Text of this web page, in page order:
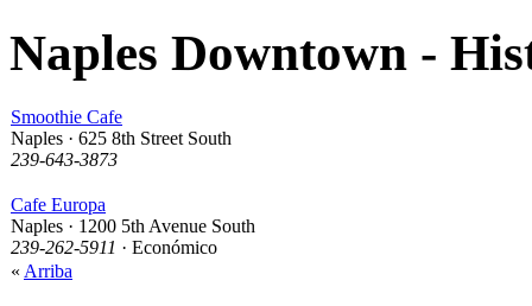
Naples Downtown -
Smoothie Cafe
Naples · 625 8th Street South
239-643-3873
Cafe Europa
Naples · 1200 5th Avenue South
239-262-5911 · Económico
« Arriba